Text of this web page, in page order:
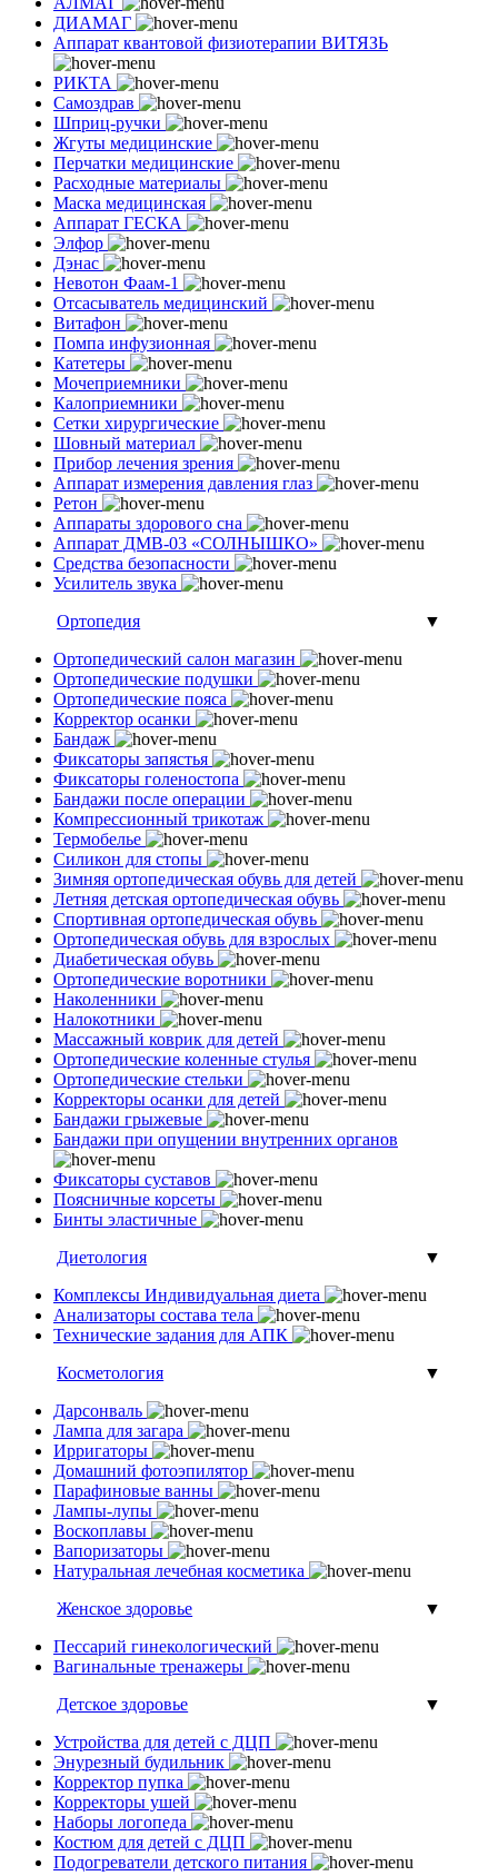
ДИАМАГ
Аппарат квантовой физиотерапии ВИТЯЗЬ
РИКТА
Самоздрав
Шприц-ручки
Жгуты медицинские
Перчатки медицинские
Расходные материалы
Маска медицинская
Аппарат ГЕСКА
Элфор
Дэнас
Невотон Фаам-1
Отсасыватель медицинский
Витафон
Помпа инфузионная
Катетеры
Мочеприемники
Калоприемники
Сетки хирургические
Шовный материал
Прибор лечения зрения
Аппарат измерения давления глаз
Ретон
Аппараты здорового сна
Аппарат ДМВ-03 «СОЛНЫШКО»
Средства безопасности
Усилитель звука
Ортопедия
▼
Ортопедический салон магазин
Ортопедические подушки
Ортопедические пояса
Корректор осанки
Бандаж
Фиксаторы запястья
Фиксаторы голеностопа
Бандажи после операции
Компрессионный трикотаж
Термобелье
Силикон для стопы
Зимняя ортопедическая обувь для детей
Летняя детская ортопедическая обувь
Спортивная ортопедическая обувь
Ортопедическая обувь для взрослых
Диабетическая обувь
Ортопедические воротники
Наколенники
Налокотники
Массажный коврик для детей
Ортопедические коленные стулья
Ортопедические стельки
Корректоры осанки для детей
Бандажи грыжевые
Бандажи при опущении внутренних органов
Фиксаторы суставов
Поясничные корсеты
Бинты эластичные
Диетология
▼
Комплексы Индивидуальная диета
Анализаторы состава тела
Технические задания для АПК
Косметология
▼
Дарсонваль
Лампа для загара
Ирригаторы
Домашний фотоэпилятор
Парафиновые ванны
Лампы-лупы
Воскоплавы
Вапоризаторы
Натуральная лечебная косметика
Женское здоровье
▼
Пессарий гинекологический
Вагинальные тренажеры
Детское здоровье
▼
Устройства для детей с ДЦП
Энурезный будильник
Корректор пупка
Корректоры ушей
Наборы логопеда
Костюм для детей с ДЦП
Подогреватели детского питания